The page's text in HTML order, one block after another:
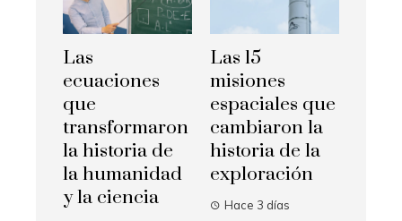
Las
ecuaciones
que
transformaron
la historia de
la humanidad
y la ciencia
Las 15
misiones
espaciales que
cambiaron la
historia de la
exploración
Hace 3 días